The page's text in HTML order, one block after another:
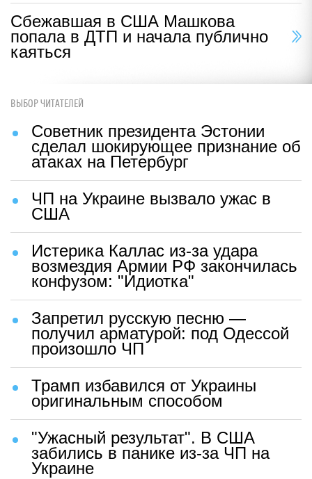
Сбежавшая в США Машкова
попала в ДТП и начала публично
каяться
ВЫБОР ЧИТАТЕЛЕЙ
Советник президента Эстонии
сделал шокирующее признание об
атаках на Петербург
ЧП на Украине вызвало ужас в
США
Истерика Каллас из-за удара
возмездия Армии РФ закончилась
конфузом: "Идиотка"
Запретил русскую песню —
получил арматурой: под Одессой
произошло ЧП
Трамп избавился от Украины
оригинальным способом
"Ужасный результат". В США
забились в панике из-за ЧП на
Украине